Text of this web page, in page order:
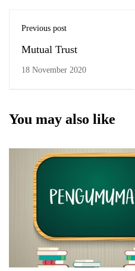
Previous post
Mutual Trust
18 November 2020
You may also like